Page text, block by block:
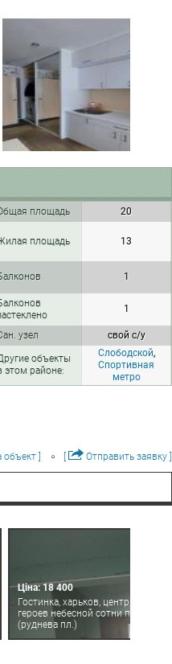
площадь 20
площадь 13
1
1
узел свой с/у
объекты
этом районе:
Слободской,
Спортивная
метро
] Отправить заявку ]
Ціна: 18 400
Гостинка, харьков, центр,
героев небесной сотни пл.
(руднева пл.)